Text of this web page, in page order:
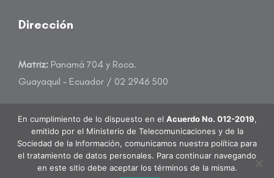
Dirección
Matriz: Panamá 704 y Roca.
Guayaquil – Ecuador / 02 2946 500
atencioncliente@banecuador.fin.ec
En cumplimiento de lo dispuesto en el Acuerdo No. 012-2019,
emitido por el Ministerio de Telecomunicaciones y de la
Sociedad de la Información, comunicamos nuestra política para
el tratamiento de datos personales. Para continuar navegando
en este sitio debe aceptar los términos de la misma.